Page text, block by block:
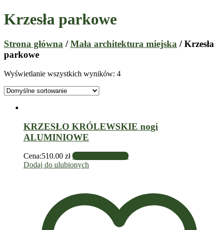
Krzesła parkowe
Strona główna /Mała architektura miejska / Krzesła
parkowe
Wyświetlanie wszystkich wyników: 4
KRZESŁO KRÓLEWSKIE nogi
ALUMINIOWE
Cena:510.00 zł Dodaj do koszyka
Dodaj do ulubionych